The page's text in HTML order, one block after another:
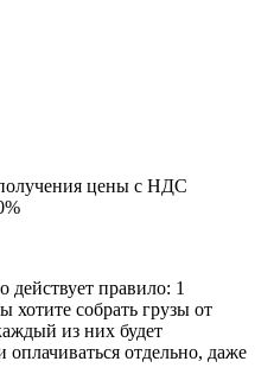
цены с НДС
правило: 1
хотите собрать грузы от
из них будет
оплачиваться отдельно, даже